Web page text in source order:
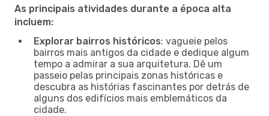
As principais atividades durante a época alta
incluem:
Explorar bairros históricos: vagueie pelos
bairros mais antigos da cidade e dedique algum
tempo a admirar a sua arquitetura. Dê um
passeio pelas principais zonas históricas e
descubra as histórias fascinantes por detrás de
alguns dos edifícios mais emblemáticos da
cidade.